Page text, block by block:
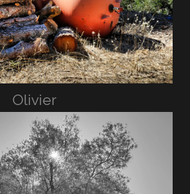
Olivier